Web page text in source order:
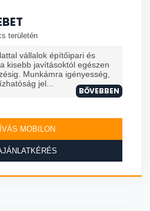
területén
vállalok építőipari és
kisebb javításoktól egészen
Munkámra igényesség,
jel...
BŐVEBBEN
MOBILON